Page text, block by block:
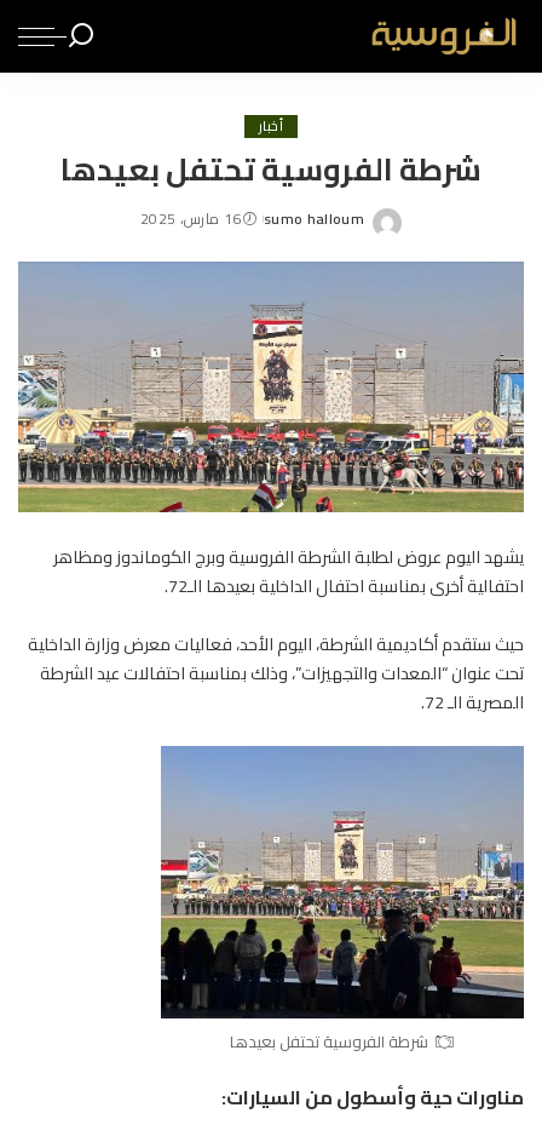
أخبار
شرطة الفروسية تحتفل بعيدها
Posted
sumo halloum 16 مارس، 2025
يشهد اليوم عروض لطلبة الشرطةالفروسيةوبرج الكوماندوز ومظاهر
احتفالية أخرى بمناسبة احتفال الداخلية بعيدها الـ72.
حيث ستقدم أكاديمية الشرطة، اليوم الأحد، فعاليات معرض وزارة الداخلية
تحت عنوان “المعدات والتجهيزات”، وذلك بمناسبة احتفالات عيد الشرطة
المصرية الـ 72.
شرطة الفروسية تحتفل بعيدها
مناورات حية وأسطول من السيارات: